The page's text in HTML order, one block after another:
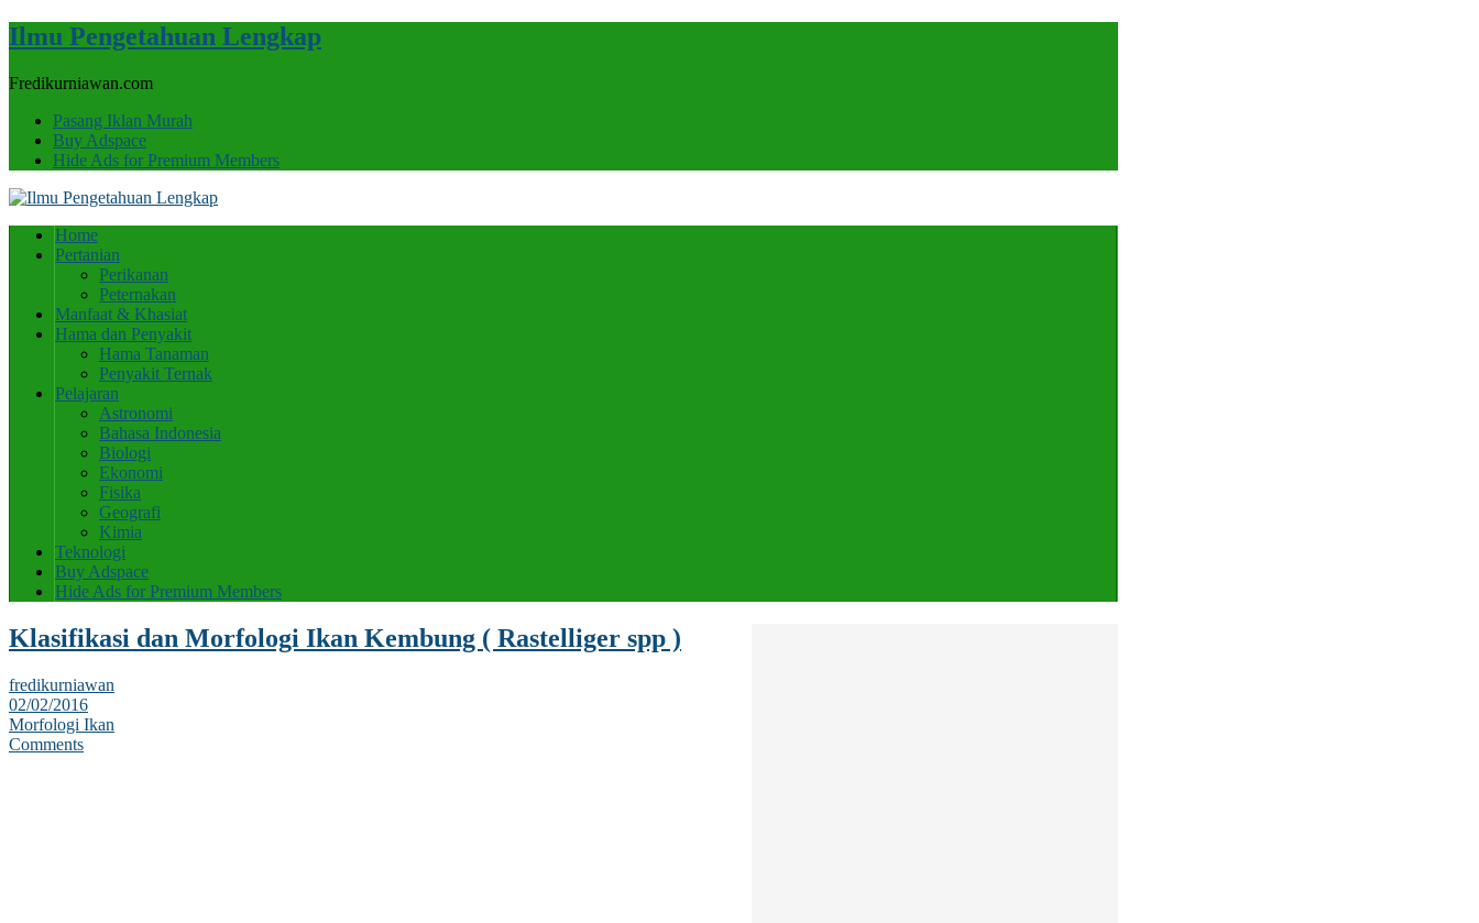
Ilmu Pengetahuan Lengkap
Fredikurniawan.com
Pasang Iklan Murah
Buy Adspace
Hide Ads for Premium Members
Home
Pertanian
Perikanan
Peternakan
Manfaat & Khasiat
Hama dan Penyakit
Hama Tanaman
Penyakit Ternak
Pelajaran
Astronomi
Bahasa Indonesia
Biologi
Ekonomi
Fisika
Geografi
Kimia
Teknologi
Buy Adspace
Hide Ads for Premium Members
Klasifikasi dan Morfologi Ikan Kembung ( Rastelliger spp )
fredikurniawan
02/02/2016
Morfologi Ikan
Comments